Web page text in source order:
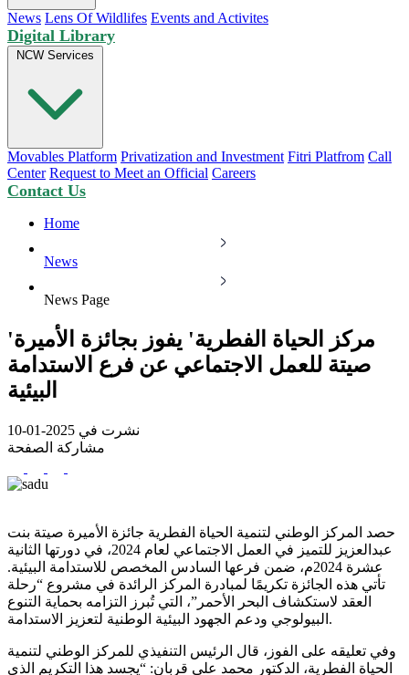
News Lens Of Wildlifes Events and Activites
Digital Library
NCW Services
Movables Platform Privatization and Investment Fitri Platfrom Call
Center Request to Meet an Official Careers
Contact Us
Home
News
News Page
'مركز الحياة الفطرية' يفوز بجائزة الأميرة
صيتة للعمل الاجتماعي عن فرع الاستدامة
البيئية
نشرت في 2025-01-10
مشاركة الصفحة
حصد المركز الوطني لتنمية الحياة الفطرية جائزة الأميرة صيتة بنت
عبدالعزيز للتميز في العمل الاجتماعي لعام 2024، في دورتها الثانية
عشرة 2024م، ضمن فرعها السادس المخصص للاستدامة البيئية.
تأتي هذه الجائزة تكريمًا لمبادرة المركز الرائدة في مشروع “رحلة
العقد لاستكشاف البحر الأحمر”، التي تُبرز التزامه بحماية التنوع
البيولوجي ودعم الجهود البيئية الوطنية لتعزيز الاستدامة.
وفي تعليقه على الفوز، قال الرئيس التنفيذي للمركز الوطني لتنمية
الحياة الفطرية، الدكتور محمد علي قربان: “يجسد هذا التكريم الذي